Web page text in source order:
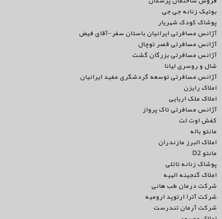
بوتیک زنانه جی جی
پوشاک کودک شهریار
آژانس مسافرتی ایرانیان باستان سفر-آقای فیض
آژانس مسافرتی قصر توچال
آژانس مسافرتی بزرگان گشت
شال و روسری لیانا
آژانس مسافرتی توسعه گردشگری مفید ایرانیان
املاک رایزن
املاک ملک اریایی
آژانس مسافرتی تاک پرواز
کفش اوت لت
مانتو باله
املاک البرز مازندران
مانتو D2
پوشاک زنانه تاتلی
املاک گنجینه الهیه
شرکت درمان طب هانی
شرکت آترا ارتوپد ارومیه
شرکت آرمان تندرست